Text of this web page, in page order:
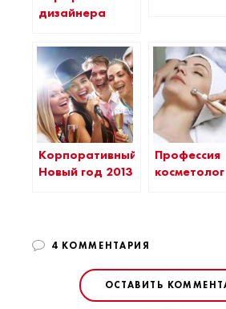
дизайнера
Корпоративный
Новый год 2013
Профессия
косметолог
4 КОММЕНТАРИЯ
ОСТАВИТЬ